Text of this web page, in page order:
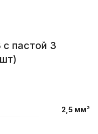
пастой 3
2,5 мм²